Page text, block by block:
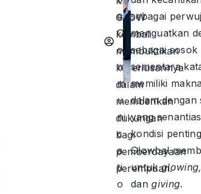
e
C
o
m
m
u
ni
c
a
ti
o
GLOW
kembali
membuktikan
keseriusannya
dalam
memberikan
dukungan
bagi
pemberdayaan
perempuan.
sebagai
menguatkan
sebagai sosok
sementara
memiliki
dalam dengan
yang
kondisi
Glowbal
untuk
dangiving.